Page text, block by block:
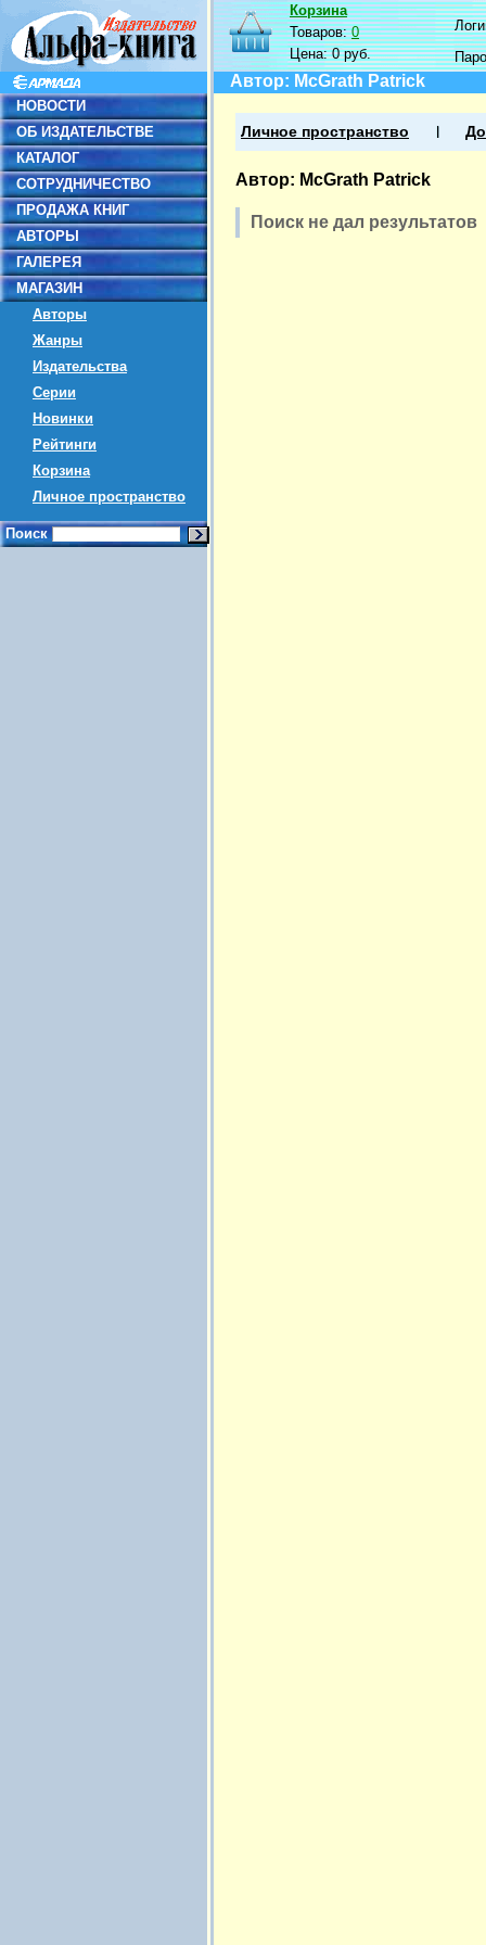
НОВОСТИ
ОБ ИЗДАТЕЛЬСТВЕ
КАТАЛОГ
СОТРУДНИЧЕСТВО
ПРОДАЖА КНИГ
АВТОРЫ
ГАЛЕРЕЯ
МАГАЗИН
Авторы
Жанры
Издательства
Серии
Новинки
Рейтинги
Корзина
Личное пространство
Поиск
Корзина
Товаров:0
Цена:0 руб.
Автор: McGrath Patrick
Личное пространство
Автор: McGrath Patrick
Поиск не дал результатов